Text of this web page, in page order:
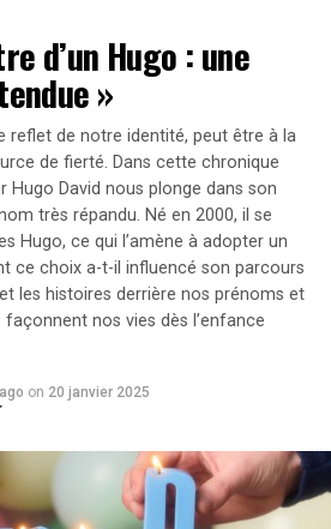
son œil ⁤aiguisé pour le⁢
presque pathologique pour la
illustre parfaitement
et le commercial. Il​ n’est donc
affaires‍ prospèrent : bien que la‌
ait été ‍fondée en 2016, elle
à l’échelle mondiale, allant
États-Unis.
de Marque Plus
par Stein sur la création de
peut parfois donner
de marque est encore ⁣en
maîtrise l’art de concevoir des
; il lui reste​ maintenant à
les ​entoure.
d’un Hugo : une
»
reflet de notre identité, peut être à la
de fierté. Dans cette chronique
Hugo David nous plonge dans son
très répandu. Né en 2000, il se
Hugo, ce qui l’amène à adopter un
ce choix a-t-il influencé son parcours
les histoires derrière nos prénoms et
nos vies dès l’enfance
on 20 janvier 2025